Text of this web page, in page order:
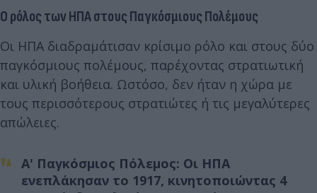
Ο ρόλος των ΗΠΑ στους Παγκόσμιους Πολέμους
Οι ΗΠΑ διαδραμάτισαν κρίσιμο ρόλο και στους δύο
παγκόσμιους πολέμους, παρέχοντας στρατιωτική
και υλική βοήθεια. Ωστόσο, δεν ήταν η χώρα με
τους περισσότερους στρατιώτες ή τις μεγαλύτερες
απώλειες.
Α' Παγκόσμιος Πόλεμος: Οι ΗΠΑ
ενεπλάκησαν το 1917, κινητοποιώντας 4